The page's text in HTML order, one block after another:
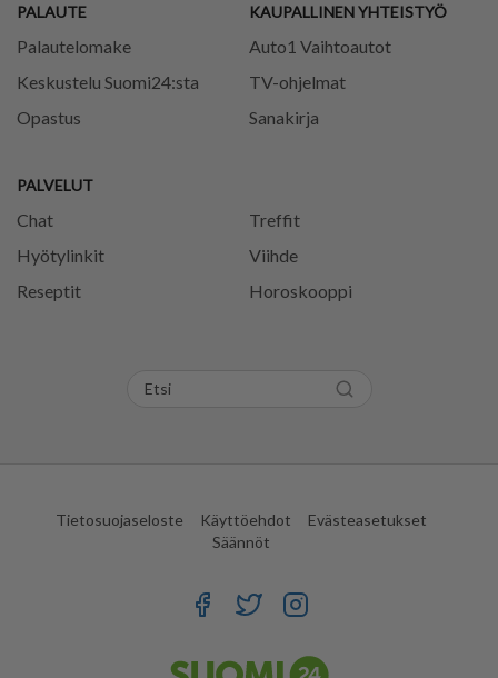
PALAUTE
Palautelomake
Keskustelu Suomi24:sta
Opastus
PALVELUT
Chat
Treffit
Hyötylinkit
Viihde
Reseptit
Horoskooppi
KAUPALLINEN YHTEISTYÖ
Auto1 Vaihtoautot
TV-ohjelmat
Sanakirja
Tietosuojaseloste Käyttöehdot
Evästeasetukset
Säännöt